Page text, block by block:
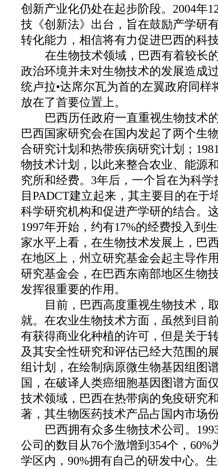
创新产业化仍处在起步阶段。2004年
技《创新法》出台，旨在鼓励产学研
转化能力，相信将有力促进巴西的科
在生物技术领域，巴西有着较长
政治环境并未对生物技术的发展造成
统卢拉•达席尔瓦为首的左翼政府同样
放在了首要位置上。
巴西历任政府一直重视生物技术
巴西国家研究会在国内发起了两个生
合研究计划和热带疾病研究计划；
物技术计划，以此来整合农业、能源
究所和经费。3年后，一个旨在为科
目PADCT建立起来，其主要目的在于
科学研究机构和促进产学研的结合。
1997年开始，约有17%的经费投入到
家水平上看，在生物技术发展上，巴
在地区上，州立研究基金会起主导作
研究基金会，在巴西东南部地区生物
发挥很重要的作用。
目前，巴西高度重视生物技术，
就。在农业生物技术方面，虽然到目
有获得商业化种植的许可，但是关于
及其安全性研究和评估已经大范围的
组计划，在绘制病原微生物基因组图
国，在破译人类癌细胞基因图谱方面
技术领域，巴西在热带病的免疫研究
著，其生物医药技术产品占国内市场
巴西拥有众多生物技术公司。
公司的数目从76个激增到354个，60%
学区内，90%拥有自己的研发中心。